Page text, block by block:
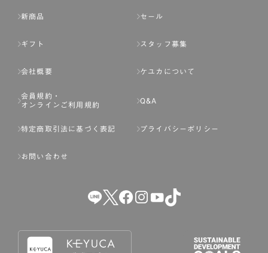
新商品 セール
ギフト スタッフ募集
会社概要 ケユカについて
会員規約・
オンラインご利用規約
Q&A
特定商取引法に基づく表記 プライバシーポリシー
お問い合わせ